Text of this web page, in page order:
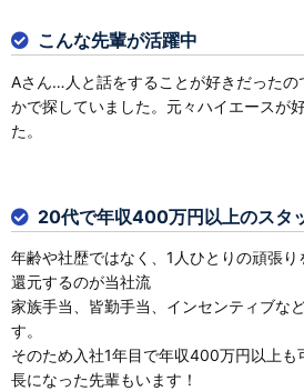
こんな先輩が活躍中
Aさん…人と話をすることが好きだったの
かで探していました。元々ハイエースが
た。
20代で年収400万円以上のスタ
年齢や社歴ではなく、1人ひとりの頑張
還元するのが当社流
家族手当、皆勤手当、インセンティブな
す。
そのため入社1年目で年収400万円以上も
長になった先輩もいます！